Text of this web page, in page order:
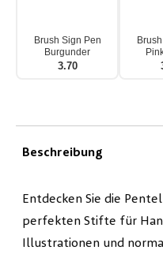
Brush Sign Pen
Burgunder
3.70
Beschreibung
Entdecken Sie die
perfekten Stifte für
Illustrationen und